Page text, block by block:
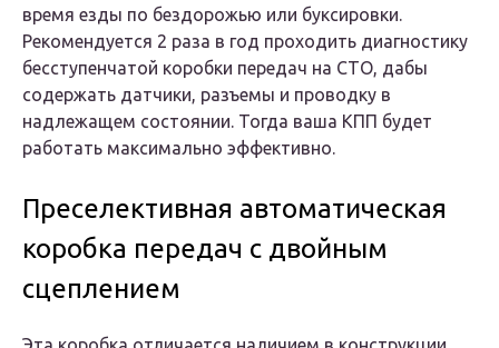
время езды по бездорожью или буксировки.
Рекомендуется 2 раза в год проходить диагностику
бесступенчатой коробки передач на СТО, дабы
содержать датчики, разъемы и проводку в
надлежащем состоянии. Тогда ваша КПП будет
работать максимально эффективно.
Преселективная автоматическая
коробка передач с двойным
сцеплением